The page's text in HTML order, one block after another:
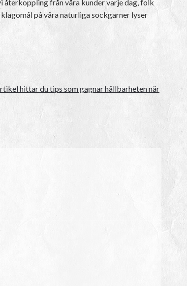
återkoppling från våra kunder varje dag, folk
på våra naturliga sockgarner lyser
hittar du tips som gagnar hållbarheten när